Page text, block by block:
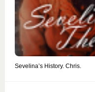
Sevelina’s History. Chris.